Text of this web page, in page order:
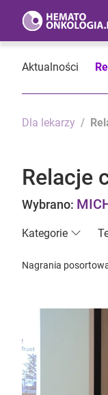
Aktualności
Dla lekarzy
Relacje
Wybrano:
Kategorie
Nagrania